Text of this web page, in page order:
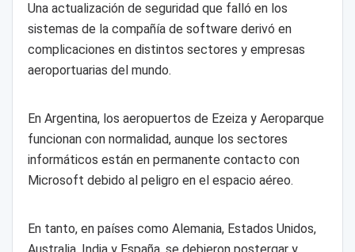
Una actualización de seguridad que falló en los
sistemas de la compañía de software derivó en
complicaciones en distintos sectores y empresas
aeroportuarias del mundo.
En Argentina, los aeropuertos de Ezeiza y Aeroparque
funcionan con normalidad, aunque los sectores
informáticos están en permanente contacto con
Microsoft debido al peligro en el espacio aéreo.
En tanto, en países como Alemania, Estados Unidos,